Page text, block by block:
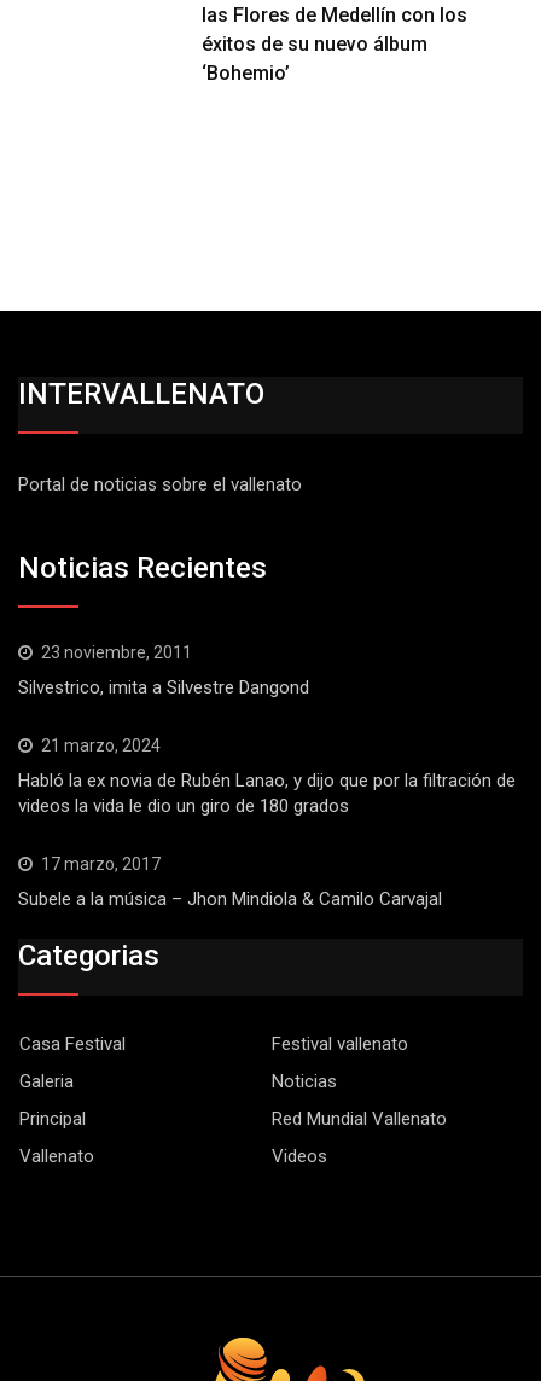
las Flores de Medellín con los
éxitos de su nuevo álbum
‘Bohemio’
INTERVALLENATO
Portal de noticias sobre el vallenato
Noticias Recientes
23 noviembre, 2011
Silvestrico, imita a Silvestre Dangond
21 marzo, 2024
Habló la ex novia de Rubén Lanao, y dijo que por la filtración de
videos la vida le dio un giro de 180 grados
17 marzo, 2017
Subele a la música – Jhon Mindiola & Camilo Carvajal
Categorias
Casa Festival
Festival vallenato
Galeria
Noticias
Principal
Red Mundial Vallenato
Vallenato
Videos